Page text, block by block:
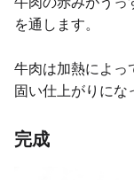
を通します。
牛肉は加熱によっ
固い仕上がりにな
完成